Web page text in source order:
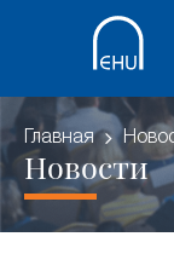
Главная
Новости